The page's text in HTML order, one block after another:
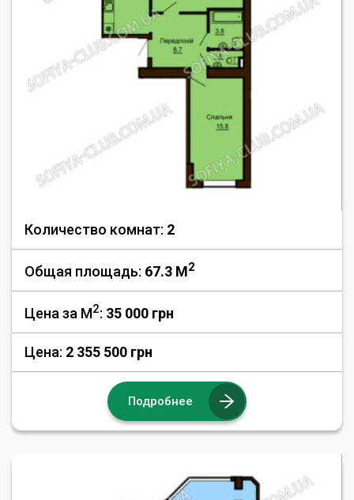
Количество комнат: 2
Общая площадь: 67.3 M2
Цена за М2: 35 000 грн
Цена: 2 355 500 грн
Подробнее